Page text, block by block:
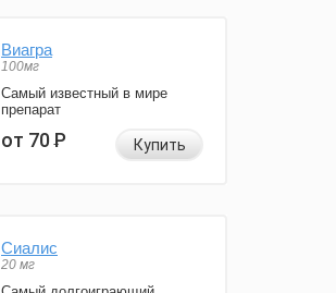
Виагра
100мг
Самый известный в мире
препарат
от 70Р Купить
Сиалис
20 мг